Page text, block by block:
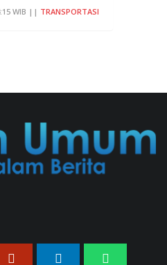
WIB || TRANSPORTASI
Dapat Ganti
Juta
WIB ||HUKUM
WIB || MAKRO/MIKRO